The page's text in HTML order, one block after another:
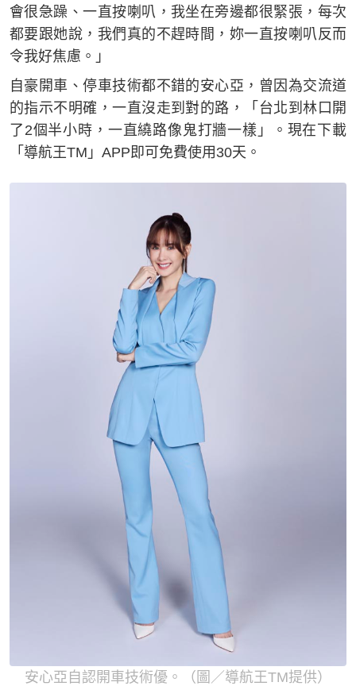
會很急躁、一直按喇叭，我坐在旁邊都很緊張，每次
都要跟她說，我們真的不趕時間，妳一直按喇叭反而
令我好焦慮。」
自豪開車、停車技術都不錯的安心亞，曾因為交流道
的指示不明確，一直沒走到對的路，「台北到林口開
了2個半小時，一直繞路像鬼打牆一樣」。現在下載
「導航王TM」APP即可免費使用30天。
安心亞自認開車技術優。（圖／導航王TM提供）